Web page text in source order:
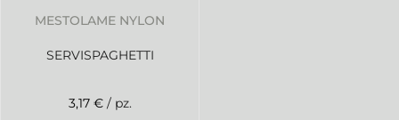
MESTOLAME NYLON
SERVISPAGHETTI
3,17 € / pz.